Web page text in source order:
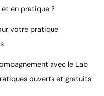
et en pratique ?
votre pratique
avec le Lab
ouverts et gratuits